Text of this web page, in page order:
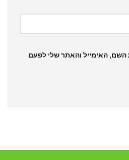
האימייל והאתר שלי לפעם